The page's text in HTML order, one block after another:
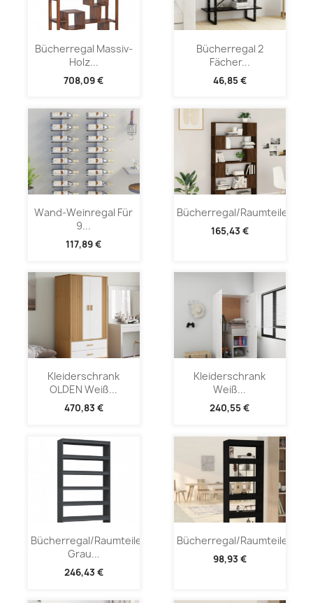
Bücherregal Massiv-
Holz...
708,09 €
Bücherregal 2
Fächer...
46,85 €
Wand-Weinregal Für
9...
117,89 €
Bücherregal/Raumteiler...
165,43 €
Kleiderschrank
OLDEN Weiß...
470,83 €
Kleiderschrank
Weiß...
240,55 €
Bücherregal/Raumteiler
Grau...
246,43 €
Bücherregal/Raumteiler...
98,93 €